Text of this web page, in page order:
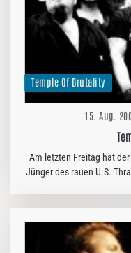
Temple Of Brutality
15. Aug.
Am letzten Freitag hat
Jünger des rauen U.S.